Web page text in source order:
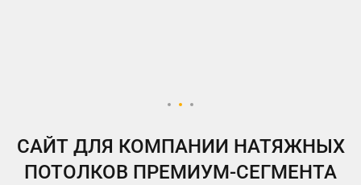
САЙТ ДЛЯ КОМПАНИИ НАТЯЖНЫХ
ПОТОЛКОВ ПРЕМИУМ-СЕГМЕНТА